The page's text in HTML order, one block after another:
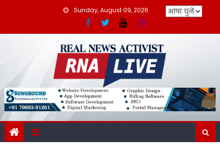
Sunday, August 09, 2026